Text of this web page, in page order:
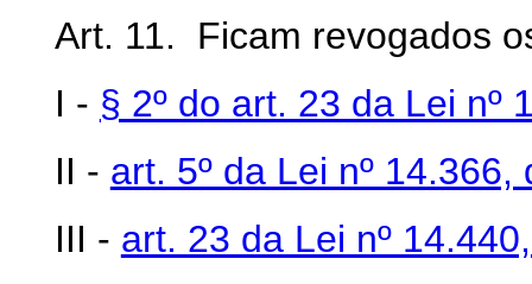
Art. 11. Ficam revogados
I - § 2º do art. 23 da Lei nº
II - art. 5º da Lei nº
III - art. 23 da Lei nº